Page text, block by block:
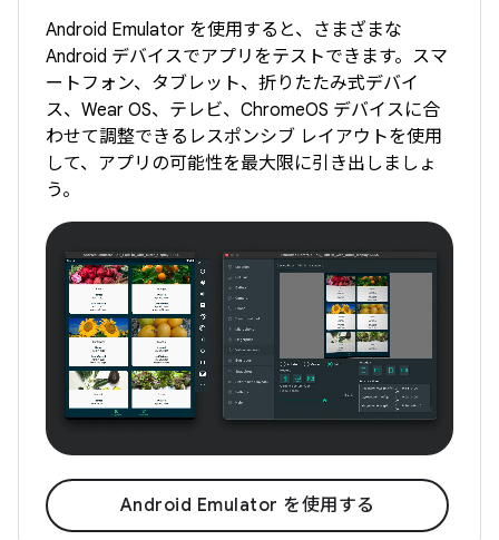
Android Emulator を使用すると、さまざまな
Android デバイスでアプリをテストできます。スマ
ートフォン、タブレット、折りたたみ式デバイ
ス、Wear OS、テレビ、ChromeOS デバイスに合
わせて調整できるレスポンシブ レイアウトを使用
して、アプリの可能性を最大限に引き出しましょ
う。
Android Emulator を使用する